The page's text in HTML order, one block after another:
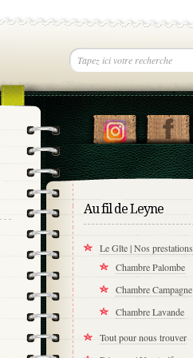
Au fil de Leyne
Le Gîte | Nos prestations
Chambre Palombe
Chambre Campagne
Chambre Lavande
Tout pour nous trouver